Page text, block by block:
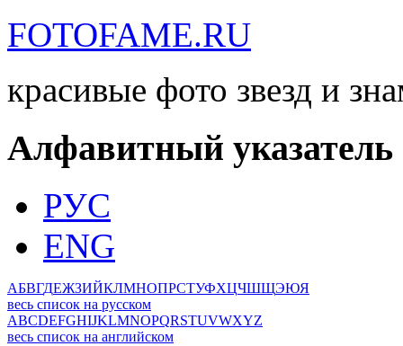
FOTOFAME.RU
красивые фото звезд и
Алфавитный указатель
РУС
ENG
АБВГДЕЖЗИЙКЛМНОПРСТУФХЦЧШЩЭЮЯ
весь список на русском
ABCDEFGHIJKLMNOPQRSTUVWXYZ
весь список на английском